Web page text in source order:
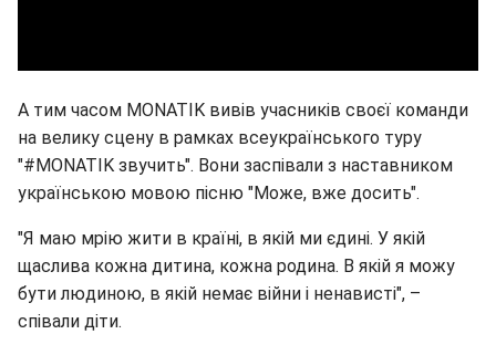
А тим часом MONATIK вивів учасників своєї команди
на велику сцену в рамках всеукраїнського туру
"#MONATIK звучить". Вони заспівали з наставником
українською мовою пісню "Може, вже досить".
"Я маю мрію жити в країні, в якій ми єдині. У якій
щаслива кожна дитина, кожна родина. В якій я можу
бути людиною, в якій немає війни і ненависті", –
співали діти.